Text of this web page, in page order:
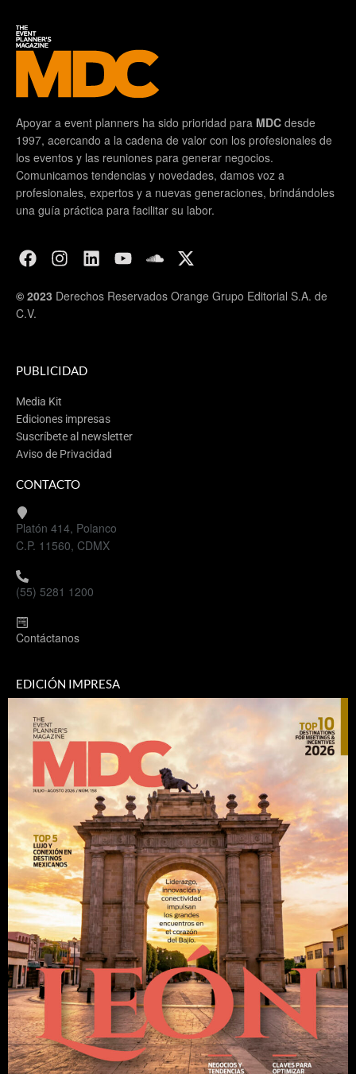
Apoyar a event planners ha sido prioridad para MDC desde
1997, acercando a la cadena de valor con los profesionales de
los eventos y las reuniones para generar negocios.
Comunicamos tendencias y novedades, damos voz a
profesionales, expertos y a nuevas generaciones, brindándoles
una guía práctica para facilitar su labor.
© 2023 Derechos Reservados Orange Grupo Editorial S.A. de
C.V.
PUBLICIDAD
Media Kit
Ediciones impresas
Suscríbete al newsletter
Aviso de Privacidad
CONTACTO
Platón 414, Polanco
C.P. 11560, CDMX
(55) 5281 1200
Contáctanos
EDICIÓN IMPRESA